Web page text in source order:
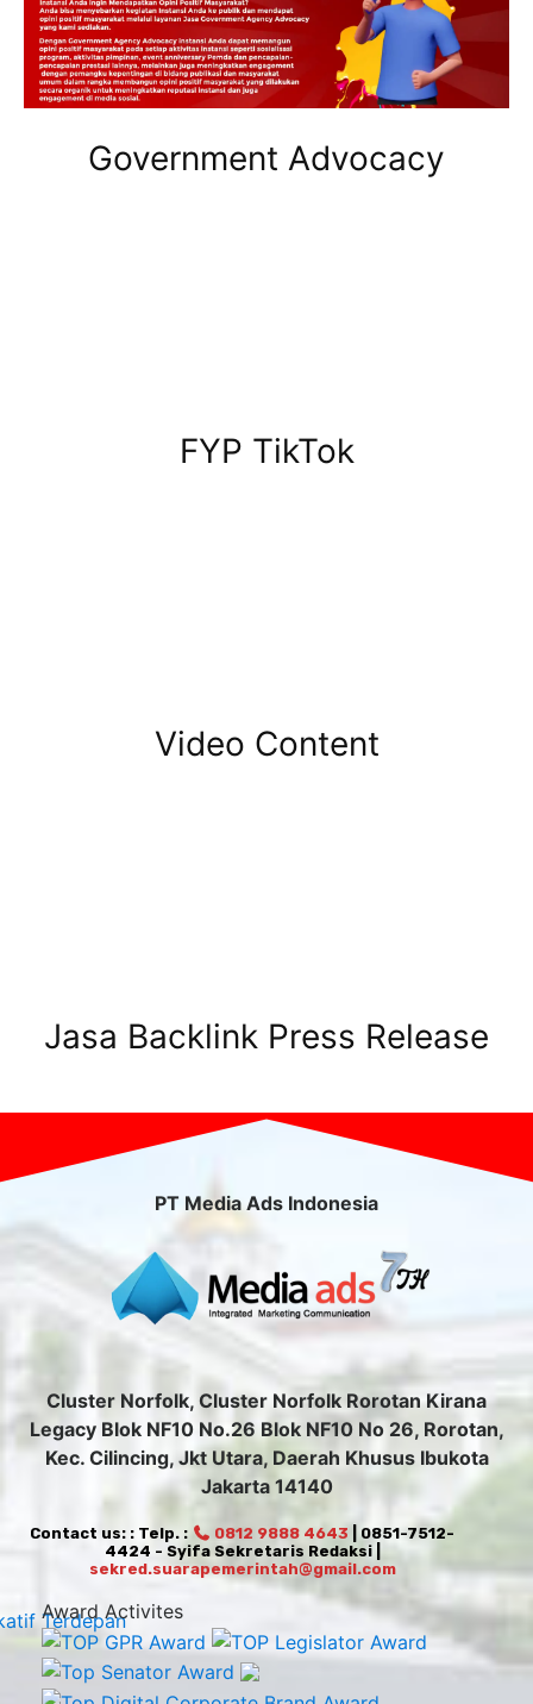
Government Advocacy
FYP TikTok
Video Content
Jasa Backlink Press Release
PT Media Ads Indonesia
Cluster Norfolk, Cluster Norfolk Rorotan Kirana
Legacy Blok NF10 No.26 Blok NF10 No 26, Rorotan,
Kec. Cilincing, Jkt Utara, Daerah Khusus Ibukota
Jakarta 14140
Contact us: : Telp. : 0812 9888 4643 | 0851-7512-
4424 - Syifa Sekretaris Redaksi |
sekred.suarapemerintah@gmail.com
Award Activites